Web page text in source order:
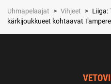
Uhmapelaajat > Vihjeet > Liiga:
kärkijoukkueet kohtaavat